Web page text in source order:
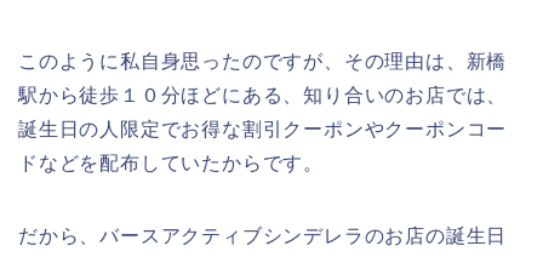
このように私自身思ったのですが、その理由は、新橋
駅から徒歩１０分ほどにある、知り合いのお店では、
誕生日の人限定でお得な割引クーポンやクーポンコー
ドなどを配布していたからです。
だから、バースアクティブシンデレラのお店の誕生日